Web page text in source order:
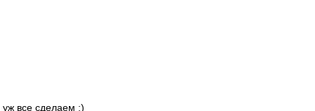
уж все сделаем :)